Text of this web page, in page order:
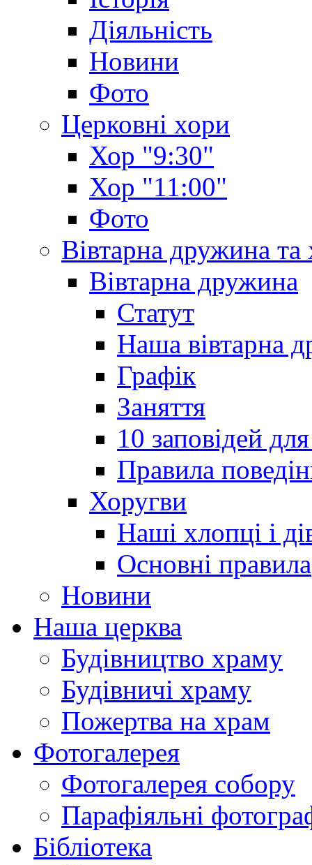
Діяльність
Новини
Фото
Церковні хори
Хор "9:30"
Хор "11:00"
Фото
Вівтарна дружина та
Вівтарна дружина
Статут
Наша вівтарна
Графік
Заняття
10 заповідей
Правила
Хоругви
Наші хлопці і
Основні правила
Новини
Наша церква
Будівництво храму
Будівничі храму
Пожертва на храм
Фотогалерея
Фотогалерея собору
Парафіяльні
Бібліотека